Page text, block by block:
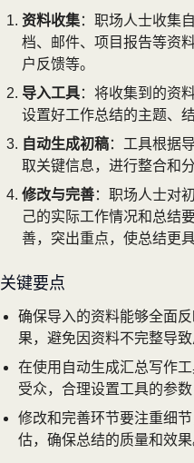
资料收集：职场人士收集
档、邮件、项目报告等资
户反馈等。
导入工具：将收集到的资
设置好工作总结的主题、
自动生成初稿：工具根据
取关键信息，进行整合和
修改与完善：职场人士对
己的实际工作情况和总结
善，突出重点，使总结更
关键要点
确保导入的资料能够全面
果，避免因资料不完整导
在使用自动生成汇总写作
受众，合理设置工具的参
修改和完善环节要注重细
估，确保总结的质量和效果